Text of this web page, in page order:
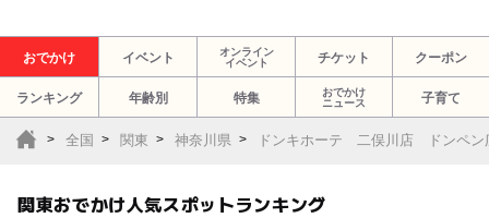
おでかけ イベント
オンライン
イベント
チケット クーポン
ランキング 年齢別 特集
おでかけ
ニュース
子育て
全国 関東 神奈川県 ドンキホーテ 二俣川店 ドンペン
関東おでかけ人気スポットランキング